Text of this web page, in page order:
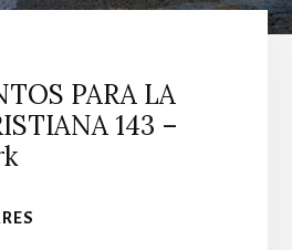
PARA LA
143 –